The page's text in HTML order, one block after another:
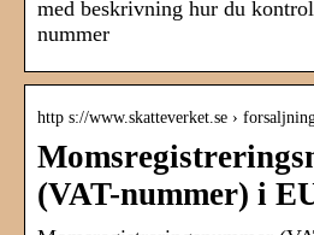
med beskrivning hur du
nummer
http s://www.skatteverket.se ›
(VAT-nummer) i